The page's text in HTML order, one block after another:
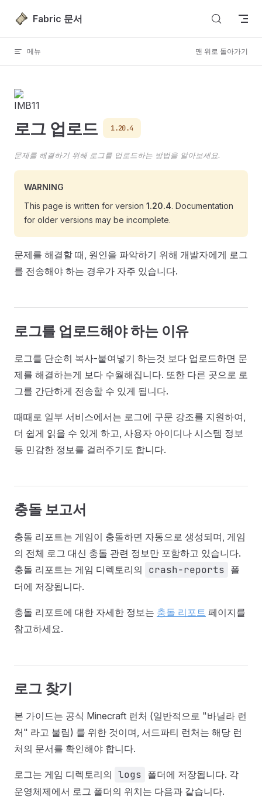
Skip to content
Fabric 문서
메뉴 맨 위로 돌아가기
로그 업로드 1.20.4
문제를 해결하기 위해 로그를 업로드하는 방법을 알아보세요.
WARNING
This page is written for version 1.20.4. Documentation
for older versions may be incomplete.
문제를 해결할 때, 원인을 파악하기 위해 개발자에게 로그
를 전송해야 하는 경우가 자주 있습니다.
로그를 업로드해야 하는 이유
로그를 단순히 복사-붙여넣기 하는것 보다 업로드하면 문
제를 해결하는게 보다 수월해집니다. 또한 다른 곳으로 로
그를 간단하게 전송할 수 있게 됩니다.
때때로 일부 서비스에서는 로그에 구문 강조를 지원하여,
더 쉽게 읽을 수 있게 하고, 사용자 아이디나 시스템 정보
등 민감한 정보를 걸러주기도 합니다.
충돌 보고서
충돌 리포트는 게임이 충돌하면 자동으로 생성되며, 게임
의 전체 로그 대신 충돌 관련 정보만 포함하고 있습니다.
충돌 리포트는 게임 디렉토리의
crash-reports 폴
더에 저장됩니다.
충돌 리포트에 대한 자세한 정보는 충돌 리포트 페이지를
참고하세요.
로그 찾기
본 가이드는 공식 Minecraft 런처 (일반적으로 "바닐라 런
처" 라고 불림) 를 위한 것이며, 서드파티 런처는 해당 런
처의 문서를 확인해야 합니다.
로그는 게임 디렉토리의 logs 폴더에 저장됩니다. 각
운영체제에서 로그 폴더의 위치는 다음과 같습니다.